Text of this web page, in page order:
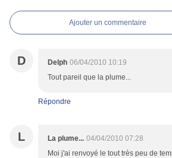
Ajouter un commentaire
D Delph 06/04/2010 10:19
Tout pareil que la plume...
Répondre
L La plume... 04/04/2010 07:28
Moi j'ai renvoyé le tout très peu de